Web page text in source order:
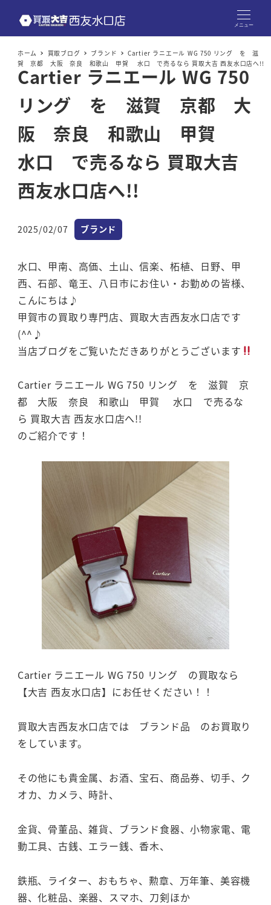
メニュー
ホーム 買取ブログ ブランド
Cartier ラニエール WG 750 リング を 滋
賀 京都 大阪 奈良 和歌山 甲賀 水口 で売るなら 買取大吉 西友水口店へ!!
Cartier ラニエール WG 750
リング を 滋賀 京都 大
阪 奈良 和歌山 甲賀
水口 で売るなら 買取大吉
西友水口店へ!!
投稿日
2025/02/07 カテゴリー
ブランド
水口、甲南、高価、土山、信楽、柘植、日野、甲
西、石部、竜王、八日市にお住い・お勤めの皆様、
こんにちは♪
甲賀市の買取り専門店、買取大吉西友水口店です
(^^♪
当店ブログをご覧いただきありがとうございます
Cartier ラニエール WG 750 リング を 滋賀 京
都 大阪 奈良 和歌山 甲賀 水口 で売るな
ら 買取大吉 西友水口店へ!!
のご紹介です！
Cartier ラニエール WG 750 リング の買取なら
【大吉 西友水口店】にお任せください！！
買取大吉西友水口店では ブランド品 のお買取り
をしています。
その他にも貴金属、お酒、宝石、商品券、切手、ク
オカ、カメラ、時計、
金貨、骨董品、雑貨、ブランド食器、小物家電、電
動工具、古銭、エラー銭、香木、
鉄瓶、ライター、おもちゃ、勲章、万年筆、美容機
器、化粧品、楽器、スマホ、刀剣ほか